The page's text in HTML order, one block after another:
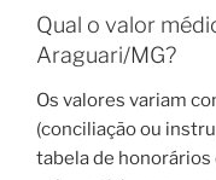
Qual o valor
Araguari/MG?
Os valores variam
(conciliação ou
tabela de honorários